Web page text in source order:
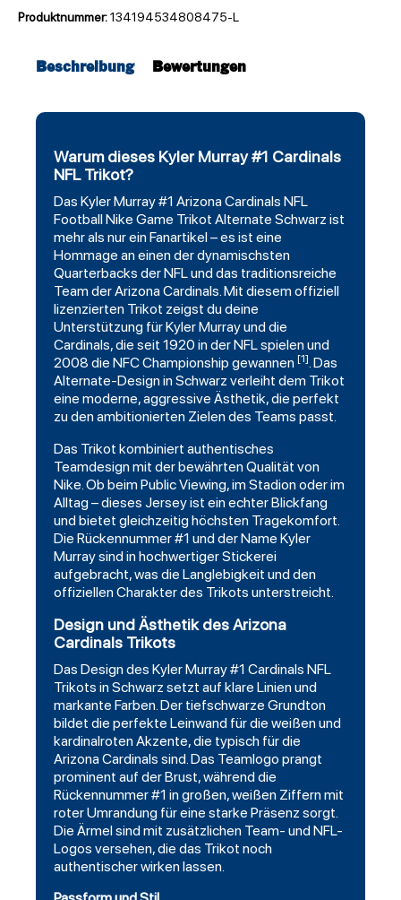
Produktnummer:134194534808475-L
Beschreibung Bewertungen
Warum dieses Kyler Murray #1 Cardinals
NFL Trikot?
Das KylerMurray#1 Arizona Cardinals NFL
FootballNike Game Trikot Alternate Schwarz ist
mehr als nur ein Fanartikel – es ist eine
Hommage an einen der dynamischsten
Quarterbacks der NFL und das traditionsreiche
Team der Arizona Cardinals. Mit diesem offiziell
lizenzierten Trikot zeigst du deine
Unterstützung für Kyler Murray und die
Cardinals, die seit 1920 in der NFL spielen und
2008 die NFC Championship gewannen [1]. Das
Alternate-Design in Schwarz verleiht dem Trikot
eine moderne, aggressive Ästhetik, die perfekt
zu den ambitionierten Zielen des Teams passt.
Das Trikot kombiniert authentisches
Teamdesign mit der bewährten Qualität von
Nike. Ob beim Public Viewing, im Stadion oder im
Alltag – dieses Jersey ist ein echter Blickfang
und bietet gleichzeitig höchsten Tragekomfort.
Die Rückennummer #1 und der Name Kyler
Murray sind in hochwertiger Stickerei
aufgebracht, was die Langlebigkeit und den
offiziellen Charakter des Trikots unterstreicht.
Design und Ästhetik des Arizona
Cardinals Trikots
Das Design des Kyler Murray #1 Cardinals NFL
Trikots in Schwarz setzt auf klare Linien und
markante Farben. Der tiefschwarze Grundton
bildet die perfekte Leinwand für die weißen und
kardinalroten Akzente, die typisch für die
Arizona Cardinals sind. Das Teamlogo prangt
prominent auf der Brust, während die
Rückennummer #1 in großen, weißen Ziffern mit
roter Umrandung für eine starke Präsenz sorgt.
Die Ärmel sind mit zusätzlichen Team- und NFL-
Logos versehen, die das Trikot noch
authentischer wirken lassen.